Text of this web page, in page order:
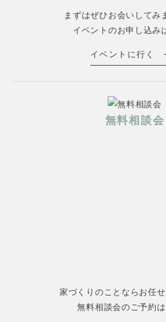
まずはぜひお会いしてみ
イベントのお申し込み
イベントに行く
無料相談会
家づくりのことならお任せ
無料相談会のご予約